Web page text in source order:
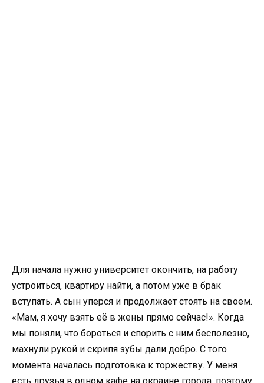
Для начала нужно университет окончить, на работу
устроиться, квартиру найти, а потом уже в брак
вступать. А сын уперся и продолжает стоять на своем.
«Мам, я хочу взять её в жены прямо сейчас!». Когда
мы поняли, что бороться и спорить с ним бесполезно,
махнули рукой и скрипя зубы дали добро. С того
момента началась подготовка к торжеству. У меня